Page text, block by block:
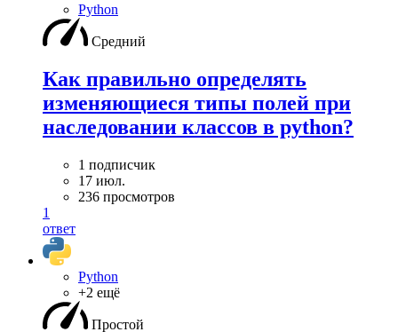
Python
Средний
Как правильно определять
изменяющиеся типы полей при
наследовании классов в python?
1 подписчик
17 июл.
236 просмотров
1
ответ
Python
+2 ещё
Простой